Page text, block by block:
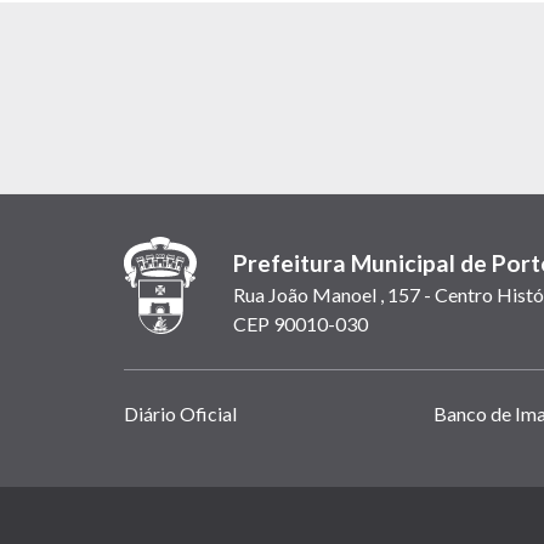
Prefeitura Municipal de
Rua João Manoel , 157 - Centro
CEP 90010-030
Links
Diário Oficial Banco de